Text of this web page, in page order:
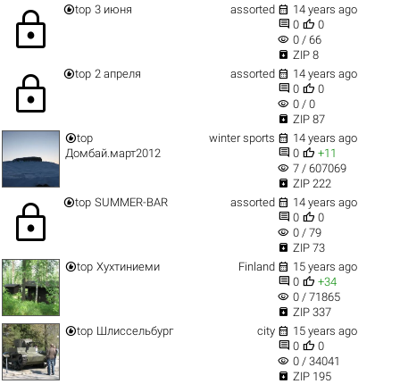
lock top 3 июня assorted  14 years ago
 0  0
visibility 0 / 66
 ZIP 8
lock top 2 апреля assorted  14 years ago
 0  0
visibility 0 / 0
 ZIP 87
top
Домбай.март2012
winter sports  14 years ago
 0  +11
visibility 7 / 607069
 ZIP 222
lock top SUMMER-BAR assorted  14 years ago
 0  0
visibility 0 / 79
 ZIP 73
top Хухтиниеми Finland  15 years ago
 0  +34
visibility 0 / 71865
 ZIP 337
top Шлиссельбург city  15 years ago
 0  0
visibility 0 / 34041
 ZIP 195